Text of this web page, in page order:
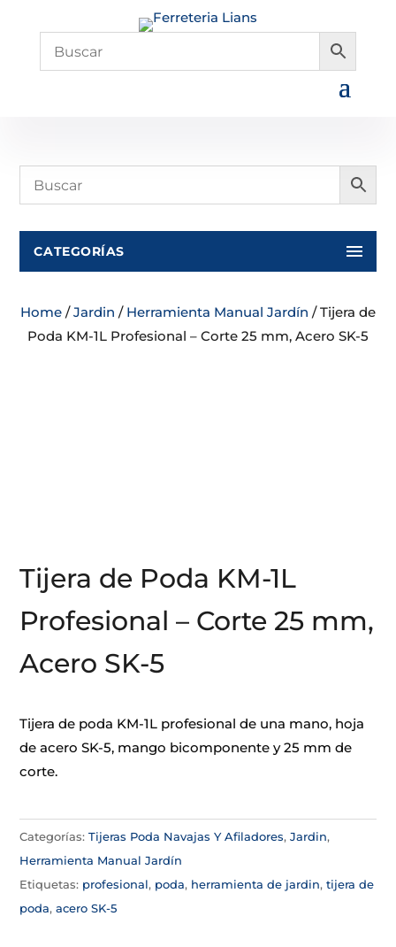
CATEGORÍAS
Home /Jardin / Herramienta Manual Jardín / Tijera de
Poda KM-1L Profesional – Corte 25 mm, Acero SK-5
Tijera de Poda KM-1L
Profesional – Corte 25 mm,
Acero SK-5
Tijera de poda KM-1L profesional de una mano, hoja
de acero SK-5, mango bicomponente y 25 mm de
corte.
Categorías:Tijeras Poda Navajas Y Afiladores,Jardin,
Herramienta Manual Jardín
Etiquetas: profesional, poda, herramienta de jardin,tijera de
poda,acero SK-5